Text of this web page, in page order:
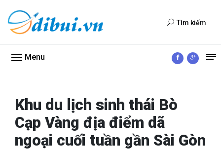
Tìm kiếm
Menu
Khu du lịch sinh thái Bò
Cạp Vàng địa điểm dã
ngoại cuối tuần gần Sài Gòn